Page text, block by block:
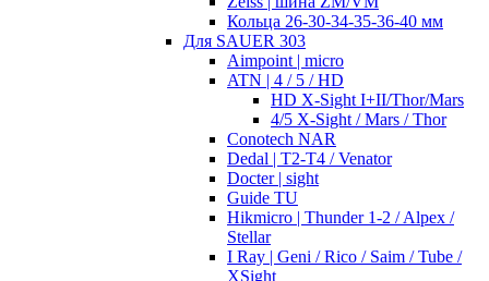
Кольца 26-30-34-35-36-40 мм
Для SAUER 303
Aimpoint | micro
ATN | 4 / 5 / HD
HD X-Sight I+II/Thor/Mars
4/5 X-Sight / Mars / Thor
Conotech NAR
Dedal | T2-T4 / Venator
Docter | sight
Guide TU
Hikmicro | Thunder 1-2 / Alpex /
Stellar
I Ray | Geni / Rico / Saim / Tube /
XSight